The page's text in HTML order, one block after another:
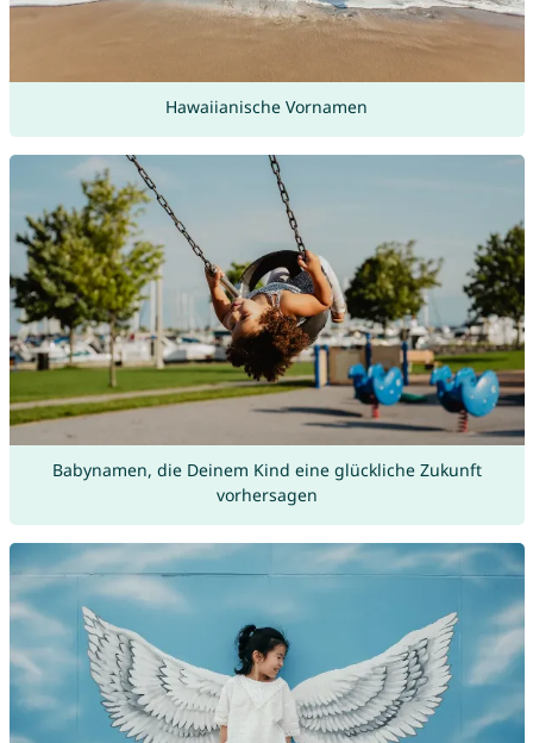
Hawaiianische Vornamen
Babynamen, die Deinem Kind eine glückliche Zukunft
vorhersagen